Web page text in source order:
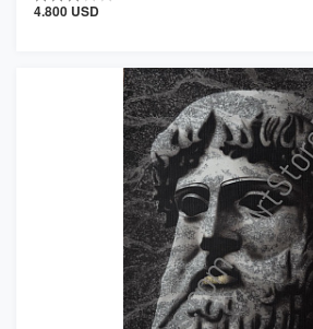
4.800 USD